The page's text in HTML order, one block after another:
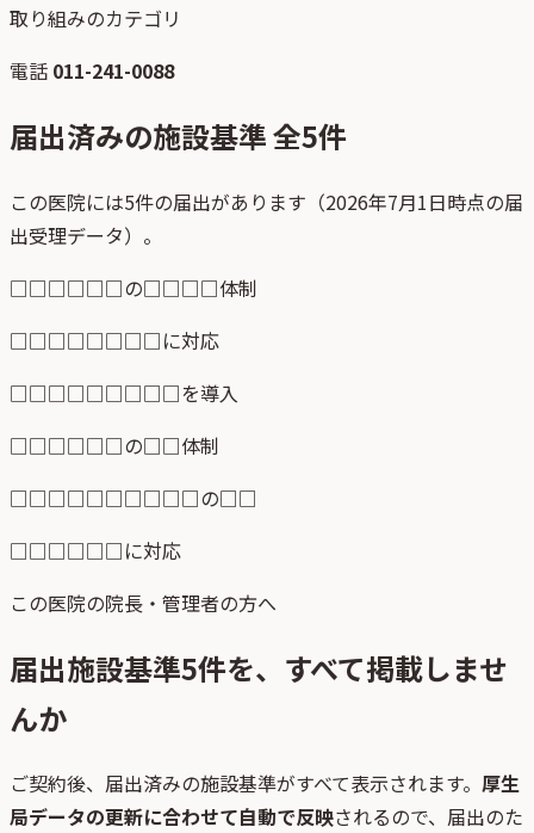
取り組みのカテゴリ
電話 011-241-0088
届出済みの施設基準 全5件
この医院には5件の届出があります（2026年7月1日時点の届
出受理データ）。
□□□□□□の□□□□体制
□□□□□□□□に対応
□□□□□□□□□を導入
□□□□□□の□□体制
□□□□□□□□□□の□□
□□□□□□に対応
この医院の院長・管理者の方へ
届出施設基準5件を、すべて掲載しませ
んか
ご契約後、 届出済みの施設基準がすべて表示されます。 厚生
局データの更新に合わせて自動で反映されるので、届出のた